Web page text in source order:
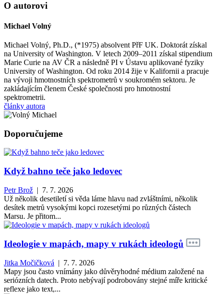
O autorovi
Michael Volný
Michael Volný, Ph.D., (*1975) absolvent PřF UK. Doktorát získal
na University of Washington. V letech 2009–2011 získal stipendium
Marie Curie na AV ČR a následně PI v Ústavu aplikované fyziky
University of Washington. Od roku 2014 žije v Kalifornii a pracuje
na vývoji hmotnostních spektrometrů v soukromém sektoru. Je
zakládajícím členem České společnosti pro hmotnostní
spektrometrii.
články autora
Doporučujeme
Když bahno teče jako ledovec
Petr Brož | 7. 7. 2026
Už několik desetiletí si věda láme hlavu nad zvláštními, několik
desítek metrů vysokými kopci rozesetými po různých částech
Marsu. Je přitom...
Ideologie v mapách, mapy v rukách ideologů
Jitka Močičková | 7. 7. 2026
Mapy jsou často vnímány jako důvěryhodné médium založené na
seriózních datech. Proto nebývají podrobovány stejné míře kritické
reflexe jako text,...